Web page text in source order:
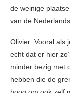
de weinige
van de
Olivier: Vooral als
echt dat er hier
minder bezig met
hebben die de